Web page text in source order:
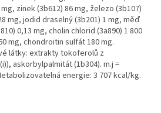
zinek (3b612) 86 mg, železo (3b107)
mg, jodid draselný (3b201) 1 mg, měď
0,13 mg, cholin chlorid (3a890) 1 800
mg, chondroitin sulfát 180 mg.
látky: extrakty tokoferolů z
askorbylpalmitát (1b304). m.j =
energie: 3 707 kcal/kg.